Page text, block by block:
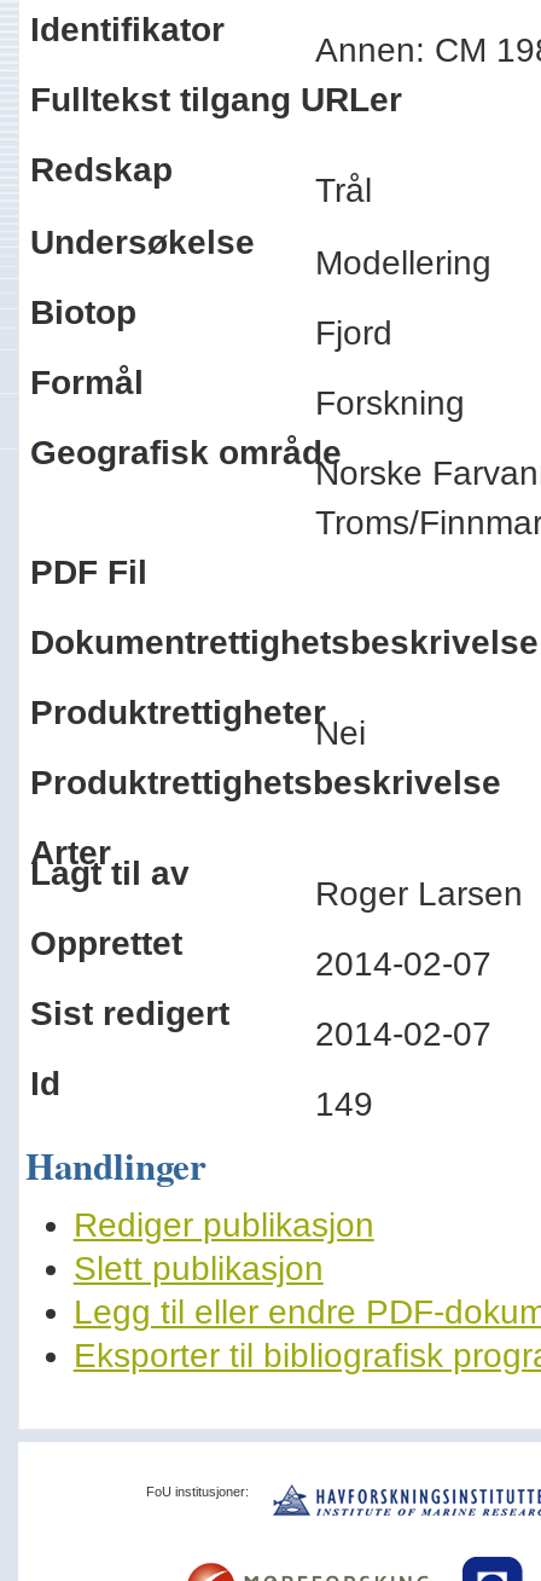
Identifikator
Annen: CM
Fulltekst tilgang URLer
Redskap
Trål
Undersøkelse
Modellering
Biotop
Fjord
Formål
Forskning
Geografisk område
Norske
Troms/
PDF Fil
Dokumentrettighetsbeskrivelse
Produktrettigheter
Nei
Produktrettighetsbeskrivelse
Arter
Lagt til av
Roger Larsen
Opprettet
2014-02-07
Sist redigert
2014-02-07
Id
149
Handlinger
Rediger publikasjon
Slett publikasjon
Legg til eller endre PDF-
Eksporter til bibliografisk
FoU institusjoner: